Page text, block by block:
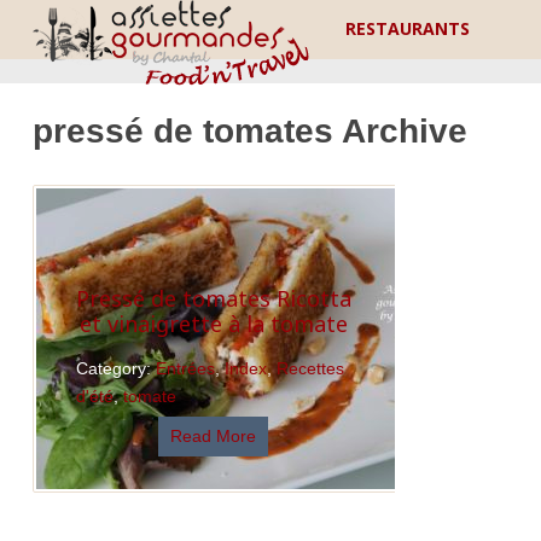
RESTAURANTS
pressé de tomates Archive
Pressé de tomates Ricotta
et vinaigrette à la tomate
Category:Entrées,Index,Recettes
d'été,tomate
Read More